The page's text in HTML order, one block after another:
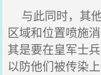
与此同时，其
区域和位置喷施
其是要在皇军士
以防他们被传染上